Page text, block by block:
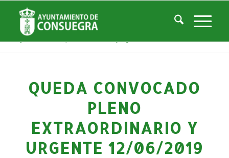
Noticias
Usted está aquí: Inicio / Noticias
Noticias-Actualidad
/
QUEDA CONVOCADO
PLENO
EXTRAORDINARIO Y
URGENTE 12/06/2019